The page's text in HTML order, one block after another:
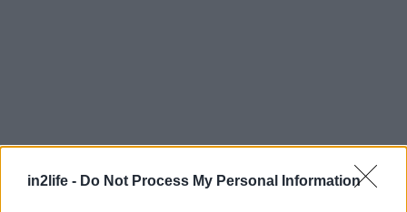
in2life - Do Not Process My Personal Information
Αναζήτηση